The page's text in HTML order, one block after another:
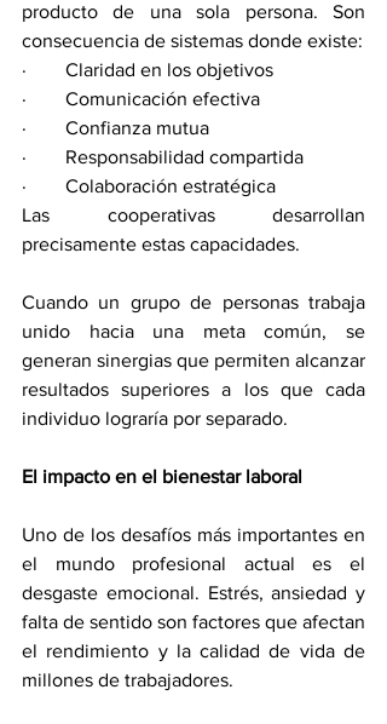
producto de una sola persona. Son
consecuencia de sistemas donde existe:
·        Claridad en los objetivos
·        Comunicación efectiva
·        Confianza mutua
·        Responsabilidad compartida
·        Colaboración estratégica
Las cooperativas desarrollan
precisamente estas capacidades.
Cuando un grupo de personas trabaja
unido hacia una meta común, se
generan sinergias que permiten alcanzar
resultados superiores a los que cada
individuo lograría por separado.
El impacto en el bienestar laboral
Uno de los desafíos más importantes en
el mundo profesional actual es el
desgaste emocional. Estrés, ansiedad y
falta de sentido son factores que afectan
el rendimiento y la calidad de vida de
millones de trabajadores.